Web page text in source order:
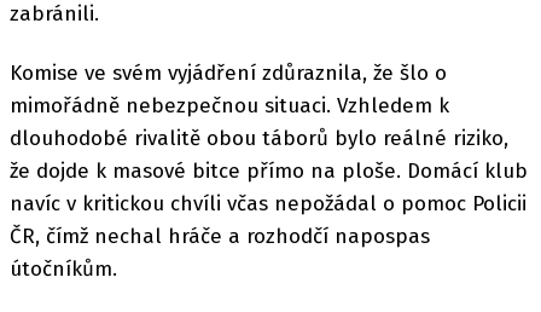
zabránili.
Komise ve svém vyjádření zdůraznila, že šlo o
mimořádně nebezpečnou situaci. Vzhledem k
dlouhodobé rivalitě obou táborů bylo reálné riziko,
že dojde k masové bitce přímo na ploše. Domácí klub
navíc v kritickou chvíli včas nepožádal o pomoc Policii
ČR, čímž nechal hráče a rozhodčí napospas
útočníkům.